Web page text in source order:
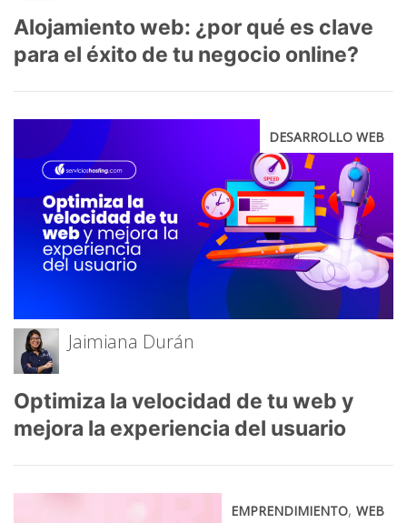
Alojamiento web: ¿por qué es clave
para el éxito de tu negocio online?
DESARROLLO WEB
Jaimiana Durán
Optimiza la velocidad de tu web y
mejora la experiencia del usuario
EMPRENDIMIENTO, WEB